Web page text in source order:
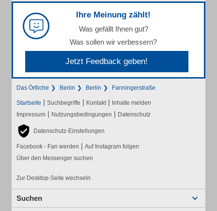
Ihre Meinung zählt!
Was gefällt Ihnen gut?
Was sollen wir verbessern?
Jetzt Feedback geben!
Das Örtliche Berlin Berlin Fanningerstraße
Startseite | Suchbegriffe | Kontakt | Inhalte melden
Impressum | Nutzungsbedingungen | Datenschutz
Datenschutz-Einstellungen
Facebook - Fan werden | Auf Instagram folgen
Über den Messenger suchen
Zur Desktop-Seite wechseln
Suchen